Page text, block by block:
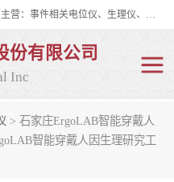
眼动仪多少钱?北京津发科技股份有限公司主营：事件相关电位仪、生理仪、肌电仪、脑电仪、皮电仪、眼动仪；是国家级高新技术企业、科技部认定的科技型中小企业和中关村高新技术企业，具备保密资格，具备自主进出口经营权；自主研发技术、产品与服务荣获多项省部级科学技术奖励、国家发明专利、国家软件著作权和省部级新技术新产品（服务）认证。
份有限公司
Inc
> 石家庄ErgoLAB智能穿戴人
智能穿戴人因生理研究工
脑电仪